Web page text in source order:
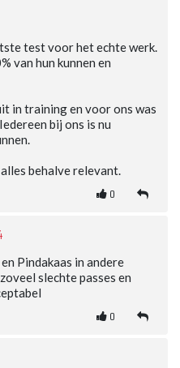
test voor het echte werk.
van hun kunnen en
in training en voor ons was
bij ons is nu
behalve relevant.
0
Pindakaas in andere
slechte passes en
0